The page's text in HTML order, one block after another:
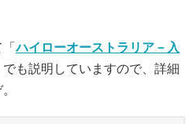
「ハイローオーストラリア－入
でも説明していますので、詳細